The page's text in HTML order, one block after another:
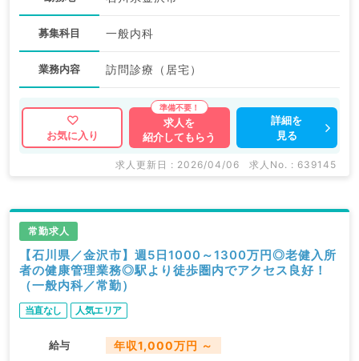
募集科目 一般内科
業務内容 訪問診療（居宅）
お気に入り
求人を
紹介してもらう
詳細を
見る
求人更新日 : 2026/04/06 求人No. : 639145
常勤求人
【石川県／金沢市】週5日1000～1300万円◎老健入所
者の健康管理業務◎駅より徒歩圏内でアクセス良好！
（一般内科／常勤）
当直なし 人気エリア
給与 年収1,000万円 ～